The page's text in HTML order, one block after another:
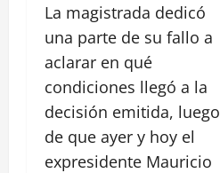
La magistrada dedicó
una parte de su fallo a
aclarar en qué
condiciones llegó a la
decisión emitida, luego
de que ayer y hoy el
expresidente Mauricio